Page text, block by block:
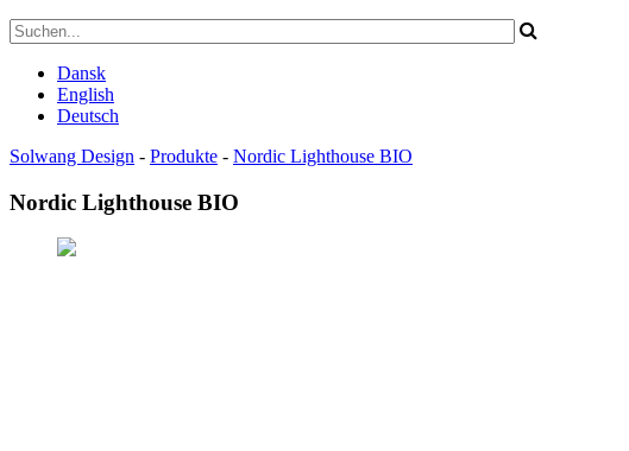
Dansk
English
Deutsch
Solwang Design - Produkte - Nordic Lighthouse BIO
Nordic Lighthouse BIO